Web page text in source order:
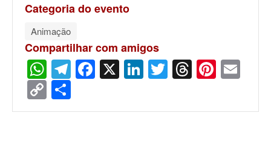
Categoria do evento
Animação
Compartilhar com amigos
WhatsApp
Telegram
Facebook
X LinkedIn
Twitter
Threads
Copy
Link